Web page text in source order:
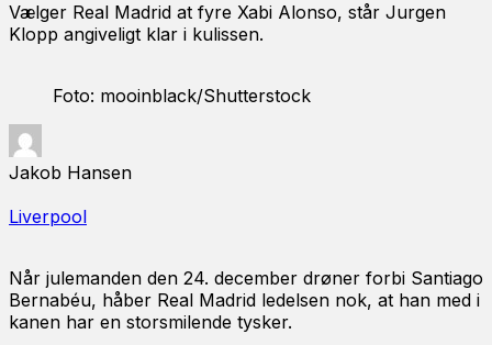
Vælger Real Madrid at fyre Xabi Alonso, står Jurgen
Klopp angiveligt klar i kulissen.
Foto: mooinblack/Shutterstock
Jakob Hansen
Liverpool
Når julemanden den 24. december drøner forbi Santiago
Bernabéu, håber Real Madrid ledelsen nok, at han med i
kanen har en storsmilende tysker.